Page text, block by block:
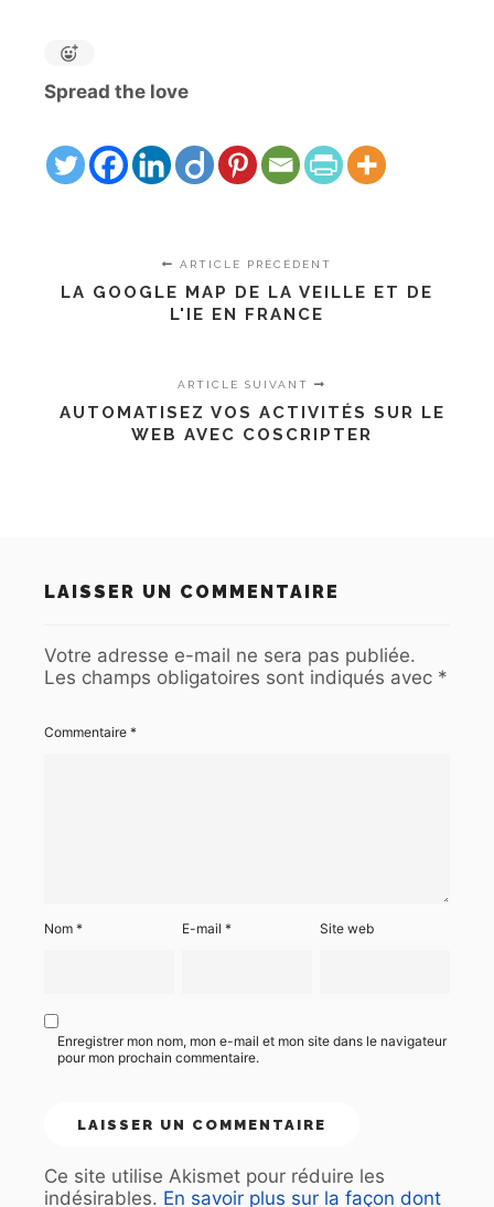
Spread the love
ARTICLE PRÉCÉDENT
LA GOOGLE MAP DE LA VEILLE ET DE
L'IE EN FRANCE
ARTICLE SUIVANT
AUTOMATISEZ VOS ACTIVITÉS SUR LE
WEB AVEC COSCRIPTER
LAISSER UN COMMENTAIRE
Votre adresse e-mail ne sera pas publiée.
Les champs obligatoires sont indiqués avec *
Commentaire *
Nom * E-mail* Site web
Enregistrer mon nom, mon e-mail et mon site dans le navigateur
pour mon prochain commentaire.
Ce site utilise Akismet pour réduire les
indésirables. En savoir plus sur la façon dont